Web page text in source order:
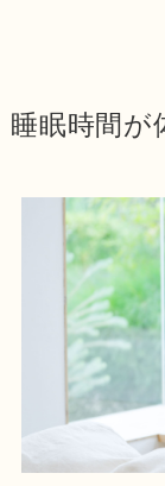
睡眠時間が